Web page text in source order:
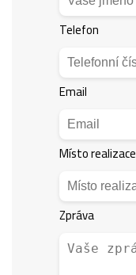
Telefon
Email
Místo realizace
Zpráva